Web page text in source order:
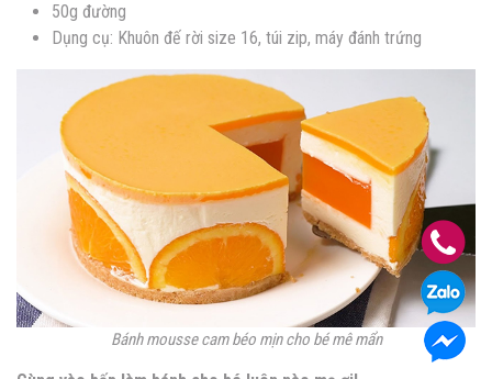
50g đường
Dụng cụ: Khuôn đế rời size 16, túi zip, máy đánh trứng
Bánh mousse cam béo mịn cho bé mê mẩn